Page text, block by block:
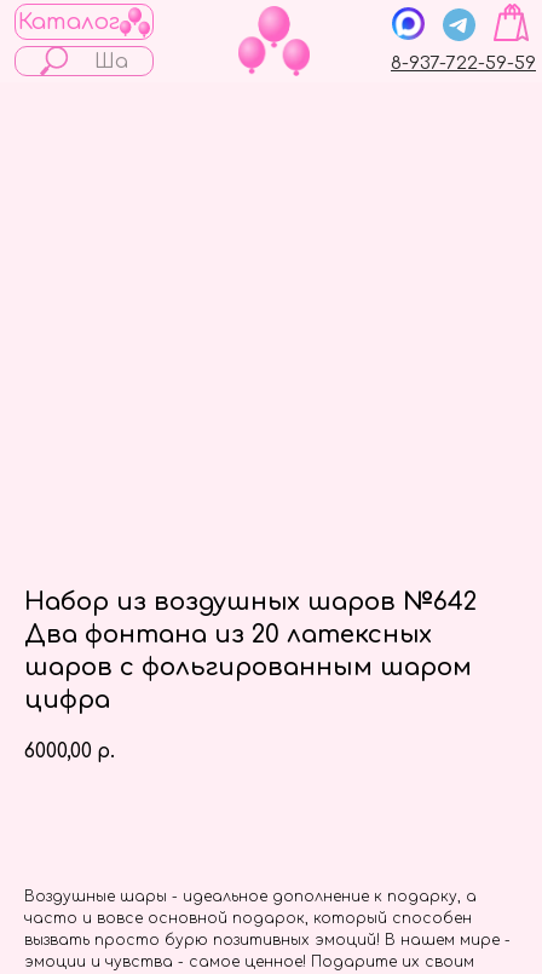
Каталог
8-937-722-59-59
Набор из воздушных шаров №642
Два фонтана из 20 латексных
шаров с фольгированным шаром
цифра
6000,00 р.
Воздушные шары - идеальное дополнение к подарку, а
часто и вовсе основной подарок, который способен
вызвать просто бурю позитивных эмоций! В нашем мире -
эмоции и чувства - самое ценное! Подарите их своим